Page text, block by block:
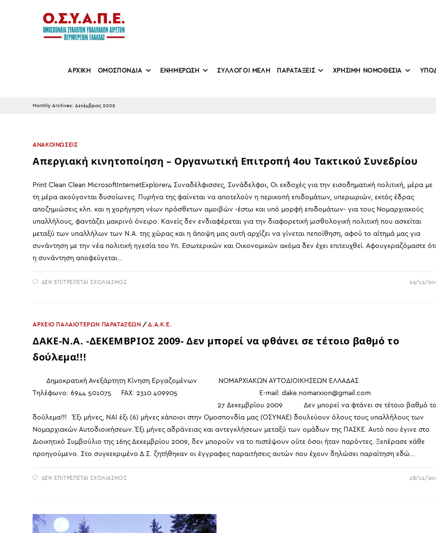
ΑΡΧΙΚΗ ΟΜΟΣΠΟΝΔΙΑ ΕΝΗΜΕΡΩΣΗ ΣΥΛΛΟΓΟΙ ΜΕΛΗ ΠΑΡΑΤΑΞΕΙΣ ΧΡΗΣΙΜΗ ΝΟΜΟΘΕΣΙΑ
Monthly Archives: Δεκέμβριος 2009
ΑΝΑΚΟΙΝΩΣΕΙΣ
Απεργιακή κινητοποίηση – Οργανωτική Επιτροπή 4ου Τακτικού Συνεδρίου
Print Clean Clean MicrosoftInternetExplorer4 Συναδέλφισσες, Συνάδελφοι, Οι εκδοχές για την εισοδηματική πολιτική, μέρα με
τη μέρα ακούγονται δυσοίωνες. Πυρήνα της φαίνεται να αποτελούν η περικοπή επιδομάτων, υπερωριών, εκτός έδρας
αποζημιώσεις κλπ. και η χορήγηση νέων πρόσθετων αμοιβών -έστω και υπό μορφή επιδομάτων- για τους Νομαρχιακούς
υπαλλήλους, φαντάζει μακρινό όνειρο. Κανείς δεν ενδιαφέρεται για την διαφορετική μισθολογική πολιτική που ασκείται
μεταξύ των υπαλλήλων των Ν.Α. της χώρας και η άποψη μας αυτή αρχίζει να γίνεται πεποίθηση, αφού το αίτημά μας για
συνάντηση με την νέα πολιτική ηγεσία του Υπ. Εσωτερικών και Οικονομικών ακόμα δεν έχει επιτευχθεί. Αφουγκραζόμαστε
η συνάντηση αποφεύγεται…
ΔΕΝ ΕΠΙΤΡΈΠΕΤΑΙ ΣΧΟΛΙΑΣΜΌΣΣΤΟ
ΤΑΚΤΙΚΟΎ
29/12/
ΑΡΧΕΙΟ ΠΑΛΑΙΟΤΕΡΩΝ ΠΑΡΑΤΑΞΕΩΝ /Δ.Α.Κ.Ε.
ΔΑΚΕ-Ν.Α. -ΔΕΚΕΜΒΡΙΟΣ 2009- Δεν μπορεί να φθάνει σε τέτοιο βαθμό το
δούλεμα!!!
Δημοκρατική Ανεξάρτητη Κίνηση Εργαζομένων ΝΟΜΑΡΧΙΑΚΩΝ ΑΥΤΟΔΙΟΙΚΗΣΕΩΝ ΕΛΛΑΔΑΣ
Τηλέφωνο: 6944 501075 FAX: 2310 409905 E-mail: dake.nomarxion@gmail.com
27 Δεκεμβρίου 2009 Δεν μπορεί να φτάνει σε τέτοιο βαθμό το
δούλεμα!!! Έξι μήνες, ΝΑΙ έξι (6) μήνες κάποιοι στην Ομοσπονδία μας (ΟΣΥΝΑΕ) δουλεύουν όλους τους υπαλλήλους των
Νομαρχιακών Αυτοδιοικήσεων. Έξι μήνες αδράνειας και αντεγκλήσεων μεταξύ των ομάδων της ΠΑΣΚΕ. Αυτό που έγινε στο
Διοικητικό Συμβούλιο της 16ης Δεκεμβρίου 2009, δεν μπορούν να το πιστέψουν ούτε όσοι ήταν παρόντες. Ξεπέρασε κάθε
προηγούμενο. Στο συγκεκριμένο Δ.Σ. ζητήθηκαν οι έγγραφες παραιτήσεις αυτών που έχουν δηλώσει παραίτηση εδώ…
ΔΕΝ ΕΠΙΤΡΈΠΕΤΑΙ ΣΧΟΛΙΑΣΜΌΣΣΤΟ
ΜΠΟΡΕΊ
ΦΘΆΝΕΙ
28/12/